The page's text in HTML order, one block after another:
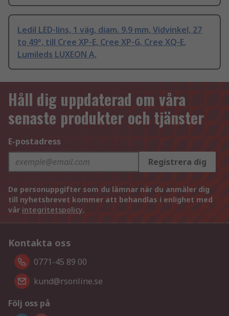
Ledil LED-lins, 1 väg, diam. 9.9 mm, Vidvinkel, 27
to 49°, till Cree XP-E, Cree XP-G, Cree XQ-E,
Lumileds LUXEON A,
Håll dig uppdaterad om våra
senaste produkter och tjänster
E-postadress
Registrera dig
De personuppgifter som du lämnar när du anmäler dig
till nyhetsbrevet kommer att behandlas i enlighet med
vår integritetspolicy.
Kontakta oss
0771-45 89 00
kund@rsonline.se
Följ oss på